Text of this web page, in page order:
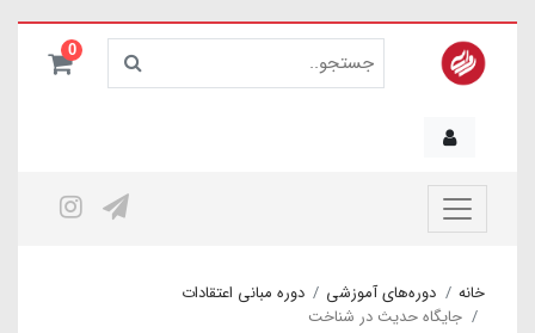
0
خانه دوره‌های آموزشی
دوره مبانی اعتقادات
جایگاه حدیث در شناخت